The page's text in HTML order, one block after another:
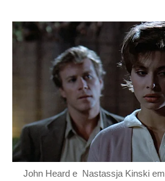
John Heard e Nastassja Kinski em